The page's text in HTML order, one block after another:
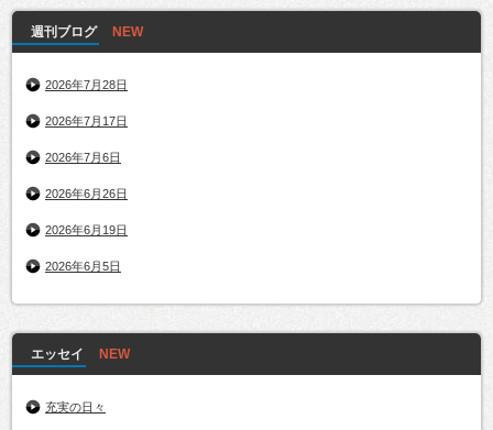
週刊ブログ
2026年7月28日
2026年7月17日
2026年7月6日
2026年6月26日
2026年6月19日
2026年6月5日
エッセイ
充実の日々